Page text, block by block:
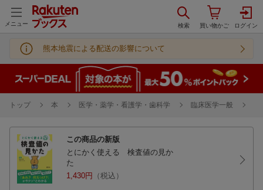
メニュー
熊本地震による配送の影響について
トップ 本 医学・薬学・看護学・歯科学 臨床医学一般
この商品の新版
とにかく使える 検査値の見か
た
1,430円
（税込）